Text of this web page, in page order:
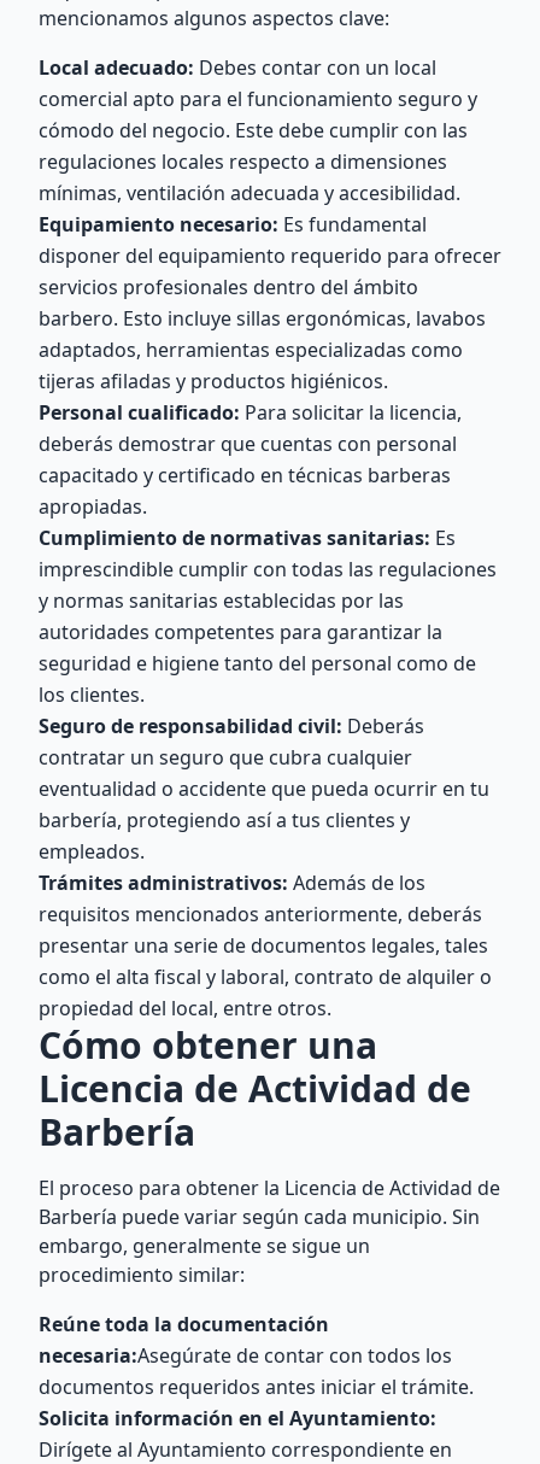
mencionamos algunos aspectos clave:
Local adecuado: Debes contar con un local
comercial apto para el funcionamiento seguro y
cómodo del negocio. Este debe cumplir con las
regulaciones locales respecto a dimensiones
mínimas, ventilación adecuada y accesibilidad.
Equipamiento necesario: Es fundamental
disponer del equipamiento requerido para ofrecer
servicios profesionales dentro del ámbito
barbero. Esto incluye sillas ergonómicas, lavabos
adaptados, herramientas especializadas como
tijeras afiladas y productos higiénicos.
Personal cualificado: Para solicitar la licencia,
deberás demostrar que cuentas con personal
capacitado y certificado en técnicas barberas
apropiadas.
Cumplimiento de normativas sanitarias: Es
imprescindible cumplir con todas las regulaciones
y normas sanitarias establecidas por las
autoridades competentes para garantizar la
seguridad e higiene tanto del personal como de
los clientes.
Seguro de responsabilidad civil: Deberás
contratar un seguro que cubra cualquier
eventualidad o accidente que pueda ocurrir en tu
barbería, protegiendo así a tus clientes y
empleados.
Trámites administrativos: Además de los
requisitos mencionados anteriormente, deberás
presentar una serie de documentos legales, tales
como el alta fiscal y laboral, contrato de alquiler o
propiedad del local, entre otros.
Cómo obtener una
Licencia de Actividad de
Barbería
El proceso para obtener la Licencia de Actividad de
Barbería puede variar según cada municipio. Sin
embargo, generalmente se sigue un
procedimiento similar:
Reúne toda la documentación
necesaria:Asegúrate de contar con todos los
documentos requeridos antes iniciar el trámite.
Solicita información en el Ayuntamiento:
Dirígete al Ayuntamiento correspondiente en